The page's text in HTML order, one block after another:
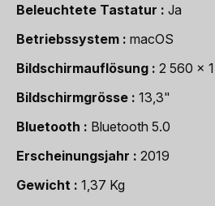
Beleuchtete Tastatur
Ja
Betriebssystem
macOS
Bildschirmauflösung
2 560 x
Bildschirmgrösse
13,3"
Bluetooth
Bluetooth 5.0
Erscheinungsjahr
2019
Gewicht
1,37 Kg